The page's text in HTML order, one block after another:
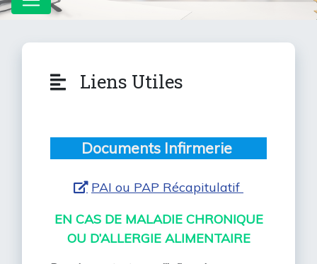
Liens Utiles
Documents Infirmerie
PAI ou PAP Récapitulatif
EN CAS DE MALADIE CHRONIQUE
OU D’ALLERGIE ALIMENTAIRE